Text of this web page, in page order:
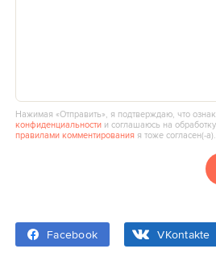
Нажимая «Отправить», я подтверждаю, что
конфиденциальности и соглашаюсь на
правилами комментирования я тоже согласен(‑а).
Facebook VKontakte